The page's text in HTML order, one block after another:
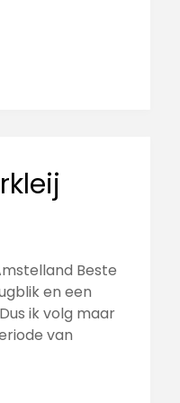
Beste
en een
ik volg maar
van